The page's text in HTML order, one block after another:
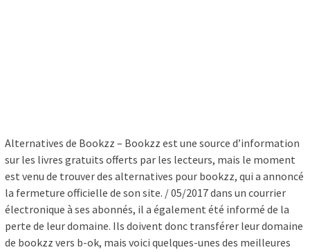
Alternatives de Bookzz – Bookzz est une source d’information
sur les livres gratuits offerts par les lecteurs, mais le moment
est venu de trouver des alternatives pour bookzz, qui a annoncé
la fermeture officielle de son site. / 05/2017 dans un courrier
électronique à ses abonnés, il a également été informé de la
perte de leur domaine. Ils doivent donc transférer leur domaine
de bookzz vers b-ok, mais voici quelques-unes des meilleures